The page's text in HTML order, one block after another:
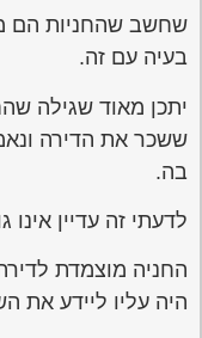
שחשב שהחניות הם
בעיה עם זה.
יתכן מאוד שגילה
ששכר את הדירה
בה.
לדעתי זה עדיין אינו
החניה מוצמדת
היה עליו ליידע את